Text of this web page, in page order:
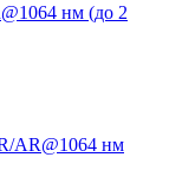
нм (до 2
AR@1064 нм